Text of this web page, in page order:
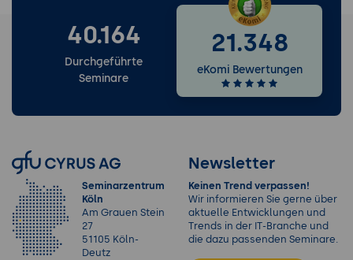
40.164
Durchgeführte
Seminare
21.348
eKomi Bewertungen
Seminarzentrum
Köln
Am Grauen Stein
27
51105 Köln-
Deutz
Newsletter
Keinen Trend verpassen!
Wir informieren Sie gerne über
aktuelle Entwicklungen und
Trends in der IT-Branche und
die dazu passenden Seminare.